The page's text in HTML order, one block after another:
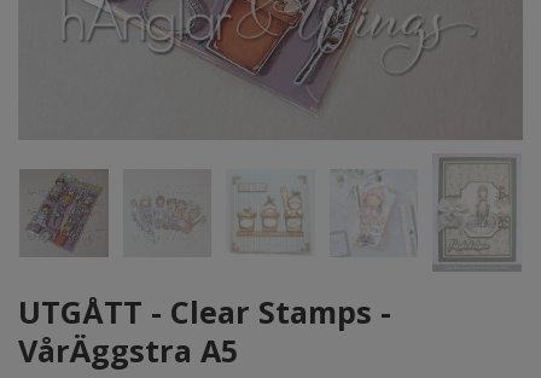
UTGÅTT - Clear Stamps -
VårÄggstra A5